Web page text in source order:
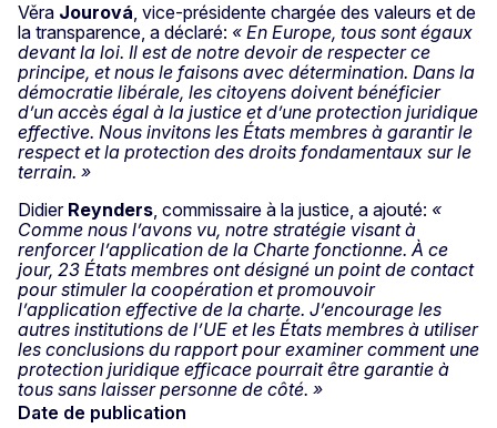
Věra Jourová, vice-présidente chargée des valeurs et de
la transparence, a déclaré: « En Europe, tous sont égaux
devant la loi. Il est de notre devoir de respecter ce
principe, et nous le faisons avec détermination. Dans la
démocratie libérale, les citoyens doivent bénéficier
d’un accès égal à la justice et d’une protection juridique
effective. Nous invitons les États membres à garantir le
respect et la protection des droits fondamentaux sur le
terrain. »
Didier Reynders, commissaire à la justice, a ajouté: «
Comme nous l’avons vu, notre stratégie visant à
renforcer l’application de la Charte fonctionne. À ce
jour, 23 États membres ont désigné un point de contact
pour stimuler la coopération et promouvoir
l’application effective de la charte. J’encourage les
autres institutions de l’UE et les États membres à utiliser
les conclusions du rapport pour examiner comment une
protection juridique efficace pourrait être garantie à
tous sans laisser personne de côté. »
Date de publication